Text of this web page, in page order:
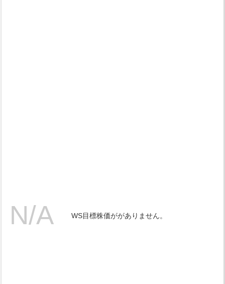
WS目標株価ががありません。